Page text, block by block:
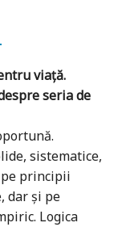
viață.
seria de
sistematice,
pe principii
dar și pe
Logica